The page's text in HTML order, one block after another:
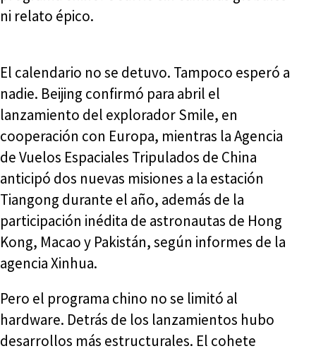
ni relato épico.
El calendario no se detuvo. Tampoco esperó a
nadie. Beijing confirmó para abril el
lanzamiento del explorador Smile, en
cooperación con Europa, mientras la Agencia
de Vuelos Espaciales Tripulados de China
anticipó dos nuevas misiones a la estación
Tiangong durante el año, además de la
participación inédita de astronautas de Hong
Kong, Macao y Pakistán, según informes de la
agencia Xinhua.
Pero el programa chino no se limitó al
hardware. Detrás de los lanzamientos hubo
desarrollos más estructurales. El cohete